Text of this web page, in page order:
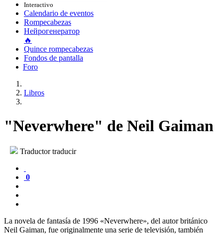
Interactivo
Calendario de eventos
Rompecabezas
Нейрогенератор
🔥
Quince rompecabezas
Fondos de pantalla
Foro
Libros
"Neverwhere" de Neil Gaiman
Traductor traducir
0
La novela de fantasía de 1996 «Neverwhere», del autor británico
Neil Gaiman, fue originalmente una serie de televisión, también